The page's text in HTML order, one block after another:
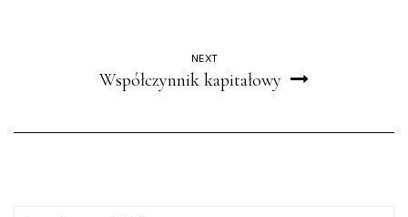
NEXT
Współczynnik kapitałowy